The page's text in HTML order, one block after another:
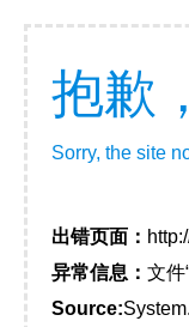
抱歉
Sorry, the site
出错页面：
异常信息： 文件
Source: